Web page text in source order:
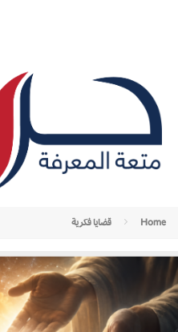
Home قضايا فكرية